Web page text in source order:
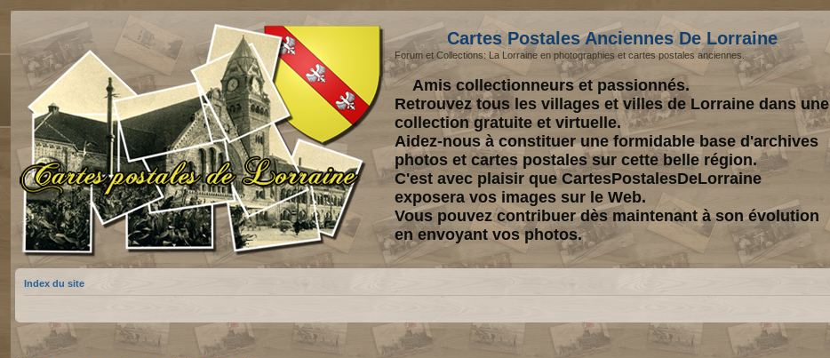
Cartes Postales Anciennes De Lorraine
Forum et Collections: La Lorraine en photographies et cartes postales anciennes.
Amis collectionneurs et passionnés.
Retrouvez tous les villages et villes de Lorraine dans une
collection gratuite et virtuelle.
Aidez-nous à constituer une formidable base d'archives
photos et cartes postales sur cette belle région.
C'est avec plaisir que CartesPostalesDeLorraine
exposera vos images sur le Web.
Vous pouvez contribuer dès maintenant à son évolution
en envoyant vos photos.
Index du site